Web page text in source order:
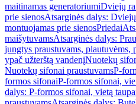
maitinamas generatoriumiDviejų
prie sienosAtsarginės dalys:
montuojamas prie sienosPriedai
maišytuvamsAtsarginės dalys:
jungtys praustuvams, plautuvėms,
ypač užterštą vandenįNuotekų
Nuotekų sifonai praustuvamsP-
formos sifonaiP-formos sifonai,
dalys: P-formos sifonai, vietą